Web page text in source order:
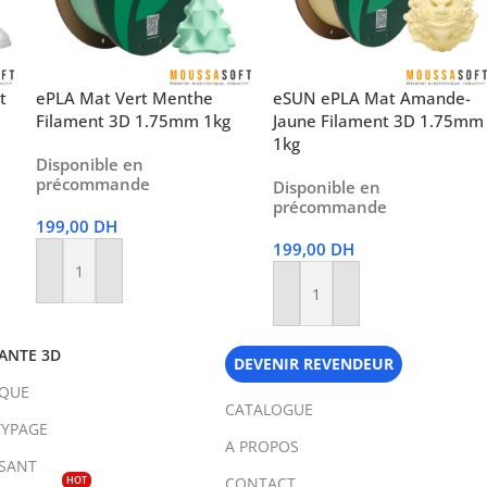
ePLA Mat Vert Menthe
Filament 3D 1.75mm 1kg
Disponible en
précommande
199,00 DH
Ajouter Au Panier
eSUN ePLA Mat Amande-
Jaune Filament 3D 1.75mm
1kg
Disponible en
précommande
199,00 DH
Ajouter Au Panier
3D
HOT
DEVENIR REVENDEUR
CATALOGUE
A PROPOS